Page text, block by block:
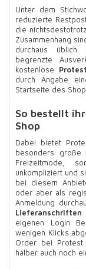
Unter dem
reduzierte
die
Zusammenhang
durchaus
begrenzte
kostenlose
durch Angabe
Startseite des
So bestellt
Shop
Dabei bietet
besonders große
Freizeitmode,
unkompliziert und
bei diesem
oder aber als
Anmeldung
eigenen Login
wenigen Klicks
Order bei Protest
halber auch noch